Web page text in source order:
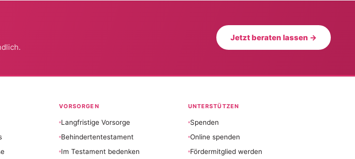
Jetzt beraten lassen →
VORSORGEN
Langfristige Vorsorge
Behindertentestament
Im Testament bedenken
UNTERSTÜTZEN
Spenden
Online spenden
Fördermitglied werden